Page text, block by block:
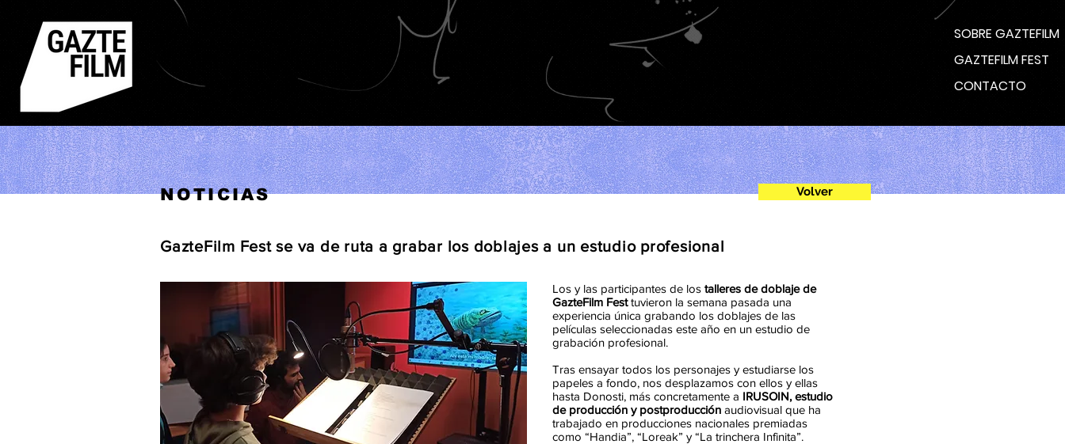
SOBRE GAZTEFILM
GAZTEFILM FEST
CONTACTO
NOTICIAS Volver
GazteFilm Fest se va de ruta a grabar los doblajes a un estudio profesional
Los y las participantes de los talleres de doblaje de
GazteFilm Festtuvieron la semana pasada una
experiencia única grabando los doblajes de las
películas seleccionadas este año en un estudio de
grabación profesional.
Tras ensayar todos los personajes y estudiarse los
papeles a fondo, nos desplazamos con ellos y ellas
hasta Donosti, más concretamente a IRUSOIN, estudio
de producción y postproducción audiovisual que ha
trabajado en producciones nacionales premiadas
como “Handia”, “Loreak” y “La trinchera Infinita”.